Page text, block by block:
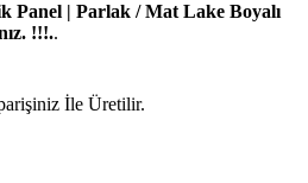
Panel | Parlak / Mat Lake Boyalı
!!!..
İle Üretilir.